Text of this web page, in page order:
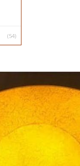
(54)